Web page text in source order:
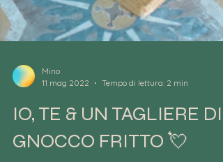
11 mag 2022
Tempo di lettura: 2 min
IO, TE & UN TAGLIERE DI